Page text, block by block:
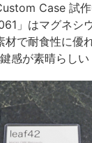
Case 試作
」はマグネシ
材で耐食性に優
感が素晴らしい